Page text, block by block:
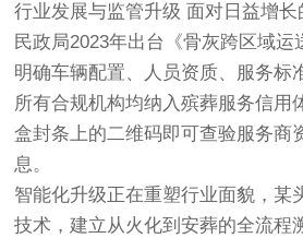
行业发展与监管升级 面对日益增
民政局2023年出台《骨灰跨区域运
明确车辆配置、人员资质、服务标
所有合规机构均纳入殡葬服务信用
盒封条上的二维码即可查验服务商
息。
智能化升级正在重塑行业面貌，某
技术，建立从火化到安葬的全流程